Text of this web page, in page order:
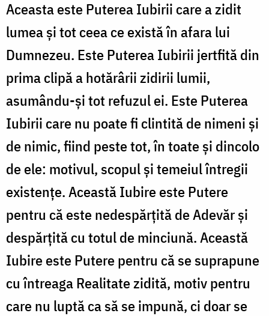
Aceasta este Puterea Iubirii care a zidit
lumea și tot ceea ce există în afara lui
Dumnezeu. Este Puterea Iubirii jertfită din
prima clipă a hotărârii zidirii lumii,
asumându-și tot refuzul ei. Este Puterea
Iubirii care nu poate fi clintită de nimeni și
de nimic, fiind peste tot, în toate și dincolo
de ele: motivul, scopul și temeiul întregii
existențe. Această Iubire este Putere
pentru că este nedespărțită de Adevăr și
despărțită cu totul de minciună. Această
Iubire este Putere pentru că se suprapune
cu întreaga Realitate zidită, motiv pentru
care nu luptă ca să se impună, ci doar se